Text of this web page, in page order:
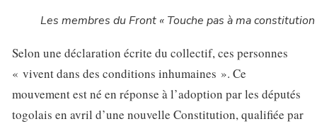
Les membres du Front « Touche pas à ma constitution
Selon une déclaration écrite du collectif, ces personnes
« vivent dans des conditions inhumaines ». Ce
mouvement est né en réponse à l’adoption par les députés
togolais en avril d’une nouvelle Constitution, qualifiée par